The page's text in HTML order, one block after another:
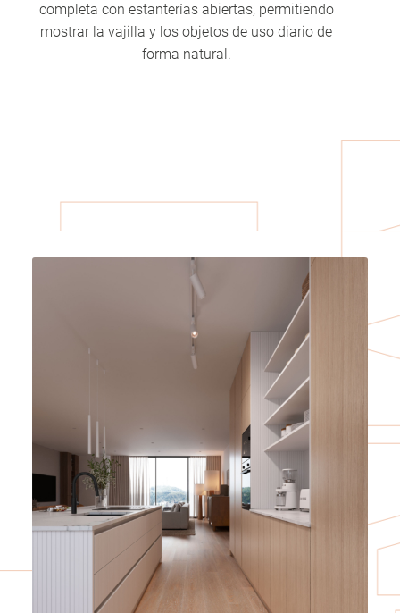
completa con estanterías abiertas, permitiendo
mostrar la vajilla y los objetos de uso diario de
forma natural.